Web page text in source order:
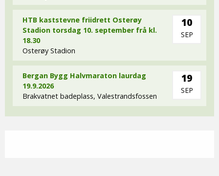
HTB kaststevne friidrett Osterøy
Stadion torsdag 10. september frå kl.
18.30
Osterøy Stadion
10
SEP
Bergan Bygg Halvmaraton laurdag
19.9.2026
Brakvatnet badeplass, Valestrandsfossen
19
SEP